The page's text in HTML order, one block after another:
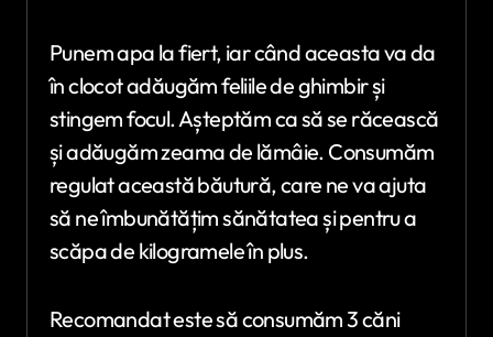
Punem apa la fiert, iar când aceasta va da
în clocot adăugăm feliile de ghimbir și
stingem focul. Așteptăm ca să se răcească
și adăugăm zeama de lămâie. Consumăm
regulat această băutură, care ne va ajuta
să ne îmbunătățim sănătatea și pentru a
scăpa de kilogramele în plus.
Recomandat este să consumăm 3 căni